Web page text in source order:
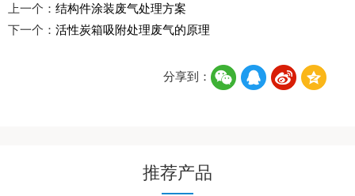
上一个： 结构件涂装废气处理方案
下一个： 活性炭箱吸附处理废气的原理
分享到：
推荐产品